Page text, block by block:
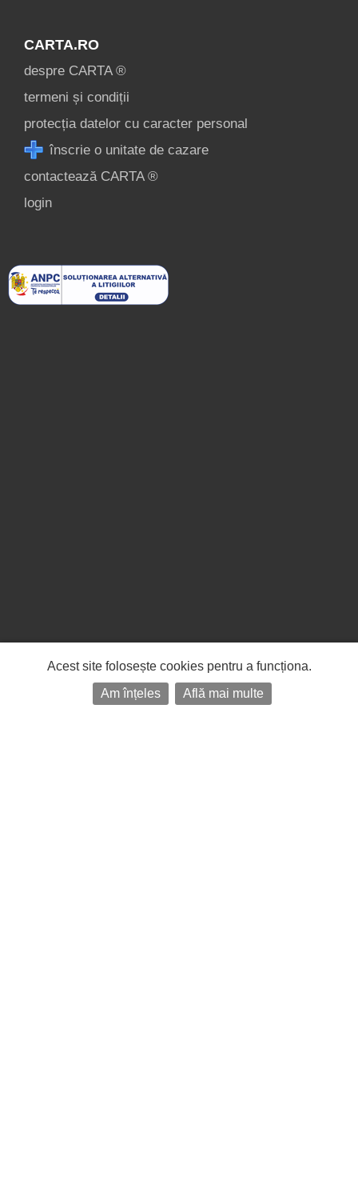
CARTA.RO
despre CARTA ®
termeni și condiții
protecția datelor cu caracter personal
înscrie o unitate de cazare
contactează CARTA ®
login
Acest site folosește cookies pentru a funcționa.
Am înțeles
Află mai multe